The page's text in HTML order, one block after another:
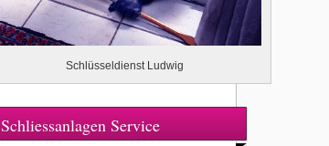
Schlüsseldienst Ludwig
Schliessanlagen Service